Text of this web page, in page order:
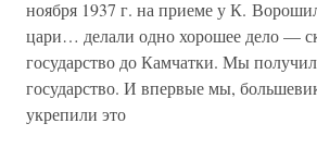
ноября 1937 г. на приеме у К.
цари… делали одно хорошее дело —
государство до Камчатки. Мы
государство. И впервые мы,
укрепили это